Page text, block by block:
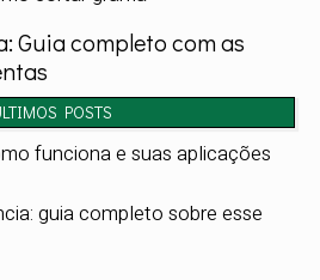
Guia completo com as
POSTS
funciona e suas aplicações
guia completo sobre esse